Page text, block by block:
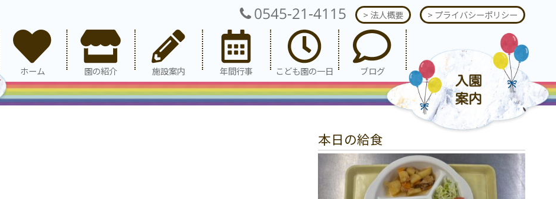
0545-21-4115 > 法人概要 > プライバシーポリシー
ホーム 園の紹介 施設案内 年間行事 こども園の一日 ブログ
本日の給食